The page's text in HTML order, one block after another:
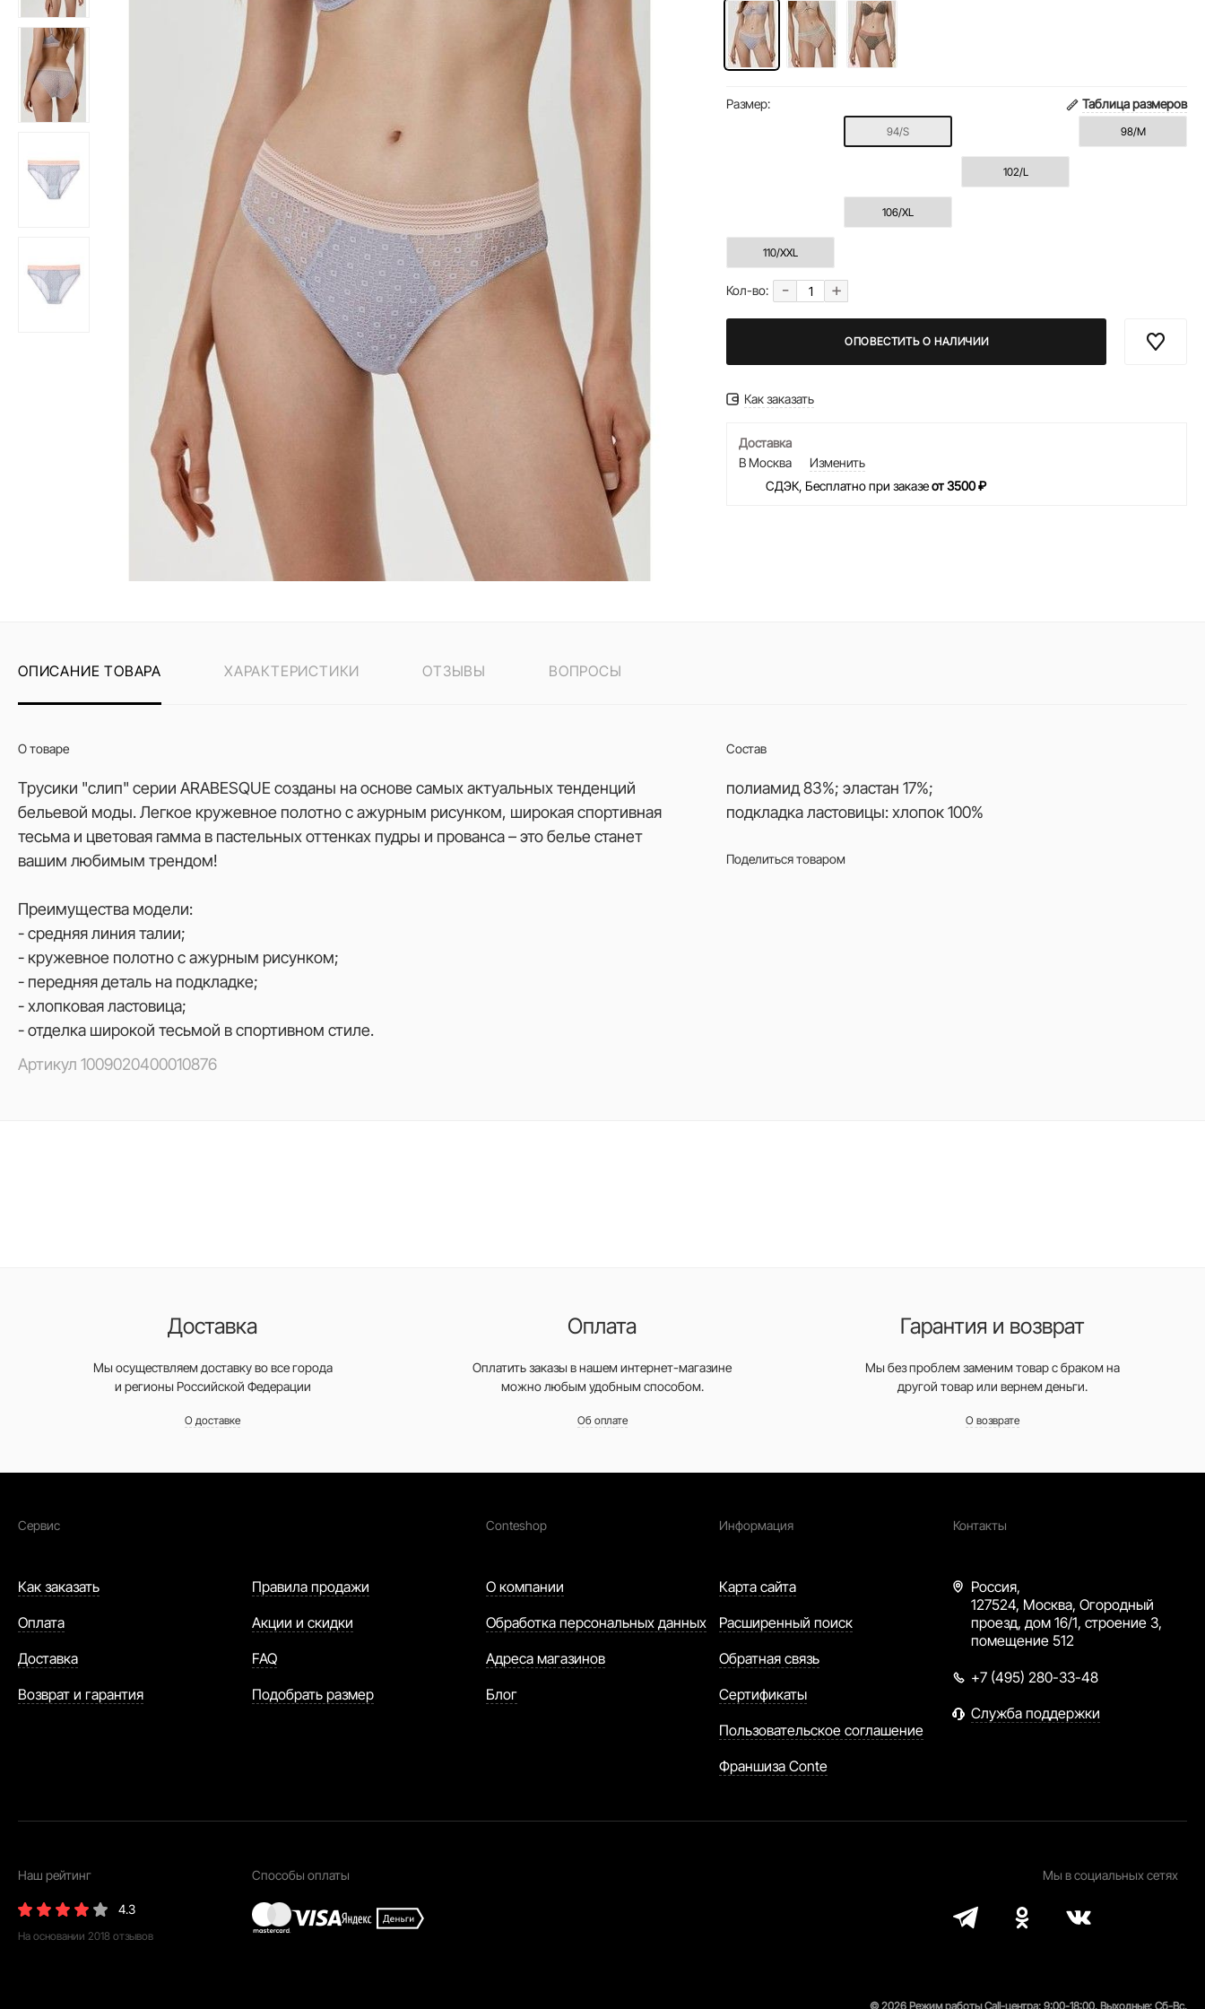
Размер: Таблица размеров
94/S 98/M
102/L
106/XL
110/XXL
Кол-во: - +
ОПОВЕСТИТЬ О НАЛИЧИИ
Как заказать
Доставка
В Москва
Изменить
СДЭК, Бесплатно при заказеот 3500 ₽
ОПИСАНИЕ ТОВАРА ХАРАКТЕРИСТИКИ ОТЗЫВЫ ВОПРОСЫ
О товаре
Трусики "слип" серии ARABESQUE созданы на основе самых актуальных тенденций
бельевой моды. Легкое кружевное полотно с ажурным рисунком, широкая спортивная
тесьма и цветовая гамма в пастельных оттенках пудры и прованса – это белье станет
вашим любимым трендом!
Преимущества модели:
- средняя линия талии;
- кружевное полотно с ажурным рисунком;
- передняя деталь на подкладке;
- хлопковая ластовица;
- отделка широкой тесьмой в спортивном стиле.
Артикул 1009020400010876
Состав
полиамид 83%; эластан 17%;
подкладка ластовицы: хлопок 100%
Поделиться товаром
Доставка
Мы осуществляем доставку во все города
и регионы Российской Федерации
О доставке
Оплата
Оплатить заказы в нашем интернет-магазине
можно любым удобным способом.
Об оплате
Гарантия и возврат
Мы без проблем заменим товар с браком на
другой товар или вернем деньги.
О возврате
Сервис
Как заказать
Оплата
Доставка
Возврат и гарантия
Правила продажи
Акции и скидки
FAQ
Подобрать размер
Conteshop
О компании
Обработка персональных данных
Адреса магазинов
Блог
Информация
Карта сайта
Расширенный поиск
Обратная связь
Сертификаты
Пользовательское соглашение
Франшиза Conte
Контакты
Россия,
127524, Москва, Огородный
проезд, дом 16/1, строение 3,
помещение 512
+7 (495) 280-33-48
Служба поддержки
Наш рейтинг
4.3
На основании 2018 отзывов
Способы оплаты Мы в социальных сетях
© 2026 Режим работы Call-центра: 9:00-18:00. Выходные: Сб-Вс.